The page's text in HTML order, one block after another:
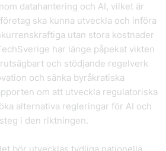
datahantering och AI, vilket är
ska kunna utveckla och införa
utan stora kostnader
har länge påpekat vikten
och stödjande regelverk
och sänka byråkratiska
om att utveckla regulatoriska
alternativa regleringar för AI och
i den riktningen.